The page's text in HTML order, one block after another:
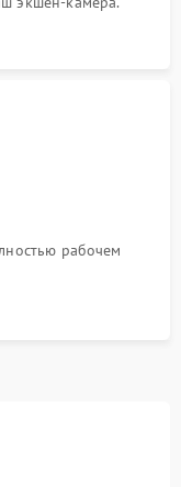
рабочем